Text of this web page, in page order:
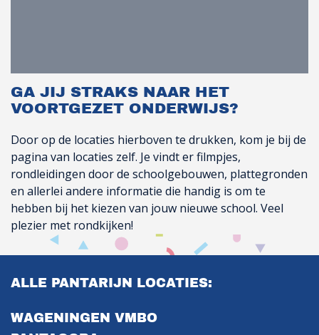
GA JIJ STRAKS NAAR HET
VOORTGEZET ONDERWIJS?
Door op de locaties hierboven te drukken, kom je bij de
pagina van locaties zelf. Je vindt er filmpjes,
rondleidingen door de schoolgebouwen, plattegronden
en allerlei andere informatie die handig is om te
hebben bij het kiezen van jouw nieuwe school. Veel
plezier met rondkijken!
ALLE PANTARIJN LOCATIES:
WAGENINGEN VMBO